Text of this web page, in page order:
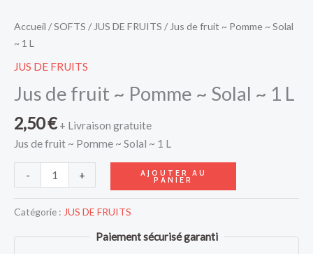
Accueil /SOFTS / JUS DE FRUITS / Jus de fruit ~ Pomme ~ Solal
~ 1 L
JUS DE FRUITS
Jus de fruit ~ Pomme ~ Solal ~ 1 L
2,50€ + Livraison gratuite
Jus de fruit ~ Pomme ~ Solal ~ 1 L
- + AJOUTER AU
PANIER
Catégorie : JUS DE FRUITS
Paiement sécurisé garanti